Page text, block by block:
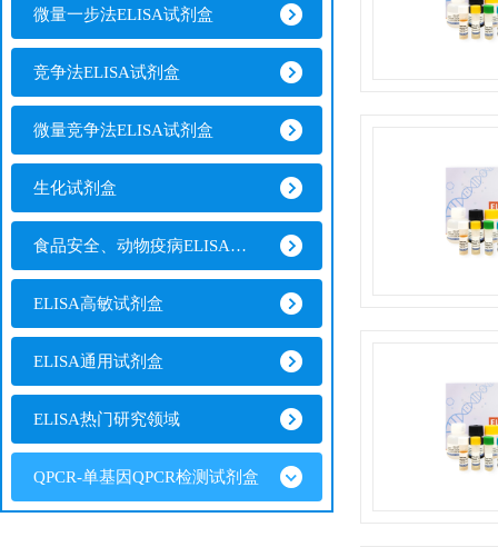
微量一步法ELISA试剂盒
竞争法ELISA试剂盒
微量竞争法ELISA试剂盒
生化试剂盒
食品安全、动物疫病ELISA试剂盒
ELISA高敏试剂盒
ELISA通用试剂盒
ELISA热门研究领域
QPCR-单基因QPCR检测试剂盒